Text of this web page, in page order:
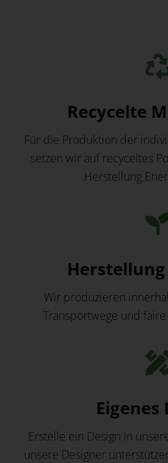
Recycelte
Für die Produktion der
setzen wir auf recyceltes
Herstellung
Wir produzieren
Transportwege und
Eigenes
Erstelle ein Design in
unsere Designer